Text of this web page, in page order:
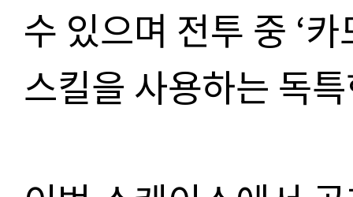
수 있으며 전투 중 ‘
스킬을 사용하는 독